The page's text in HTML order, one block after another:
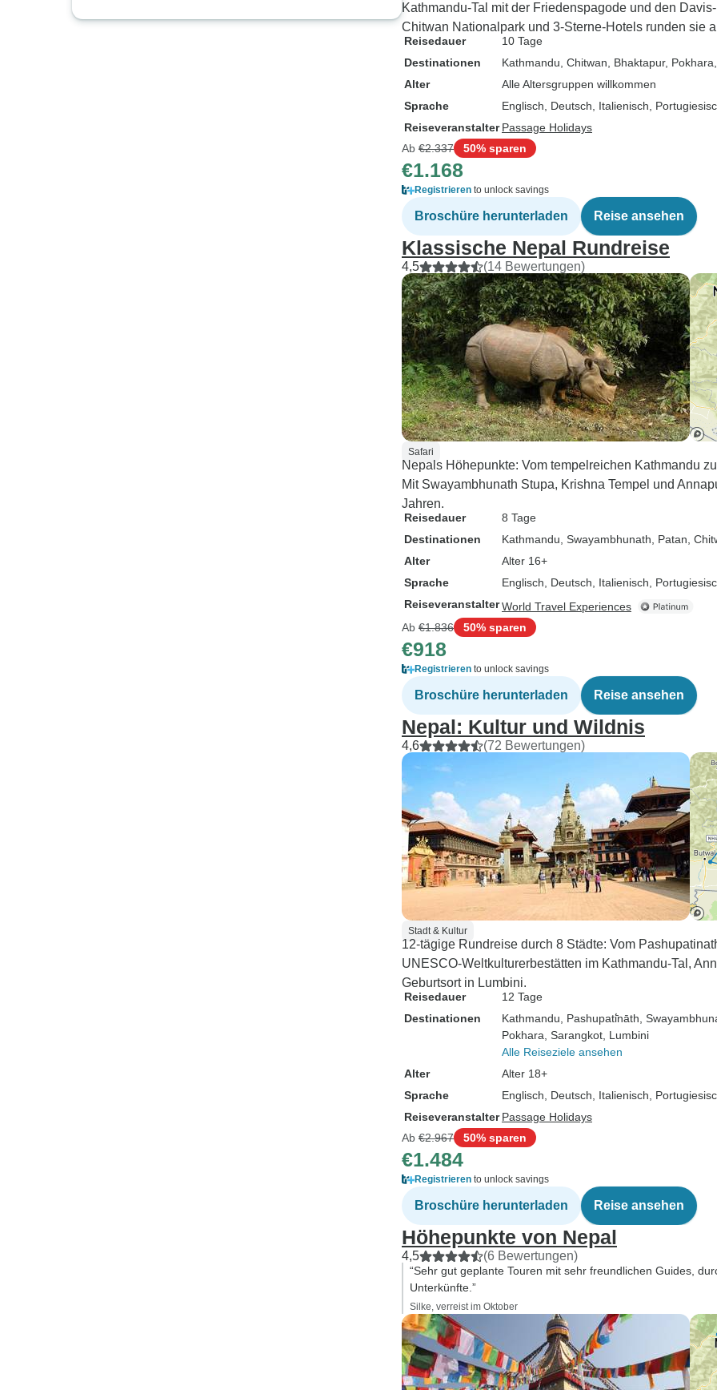
Kathmandu-Tal mit der Friedenspagode und den
Chitwan Nationalpark und 3-Sterne-Hotels runden sie
Reisedauer
10 Tage
Destinationen
Kathmandu , Chitwan , Bhaktapur, Pokhara
Alter
Alle Altersgruppen willkommen
Sprache
Englisch, Deutsch, Italienisch,
Reiseveranstalter Passage Holidays
Ab €2.337 50% sparen
€1.168
Registrieren to unlock savings
Broschüre herunterladen Reise ansehen
Klassische Nepal Rundreise
4,5 (14 Bewertungen)
Safari
Nepals Höhepunkte: Vom tempelreichen Kathmandu
Mit Swayambhunath Stupa, Krishna Tempel und
Jahren.
Reisedauer
8 Tage
Destinationen
Kathmandu , Swayambhunath , Patan ,
Alter
Alter 16+
Sprache
Englisch, Deutsch, Italienisch,
ReiseveranstalterWorld Travel Experiences
Ab €1.836 50% sparen
€918
Registrieren to unlock savings
Broschüre herunterladen Reise ansehen
Nepal: Kultur und Wildnis
4,6 (72 Bewertungen)
Stadt & Kultur
12-tägige Rundreise durch 8 Städte: Vom
UNESCO-Weltkulturerbestätten im Kathmandu-Tal,
Geburtsort in Lumbini.
Reisedauer
12 Tage
Destinationen
Kathmandu , Pashupati̇̄nāth ,
Pokhara , Sarangkot , Lumbini
Alle Reiseziele ansehen
Alter
Alter 18+
Sprache
Englisch, Deutsch, Italienisch,
Reiseveranstalter Passage Holidays
Ab €2.967 50% sparen
€1.484
Registrieren to unlock savings
Broschüre herunterladen Reise ansehen
Höhepunkte von Nepal
4,5 (6 Bewertungen)
“Sehr gut geplante Touren mit sehr freundlichen Guides,
Unterkünfte.”
Silke, verreist im Oktober